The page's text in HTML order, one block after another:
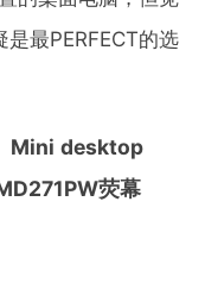
最PERFECT的选
Mini desktop
荧幕